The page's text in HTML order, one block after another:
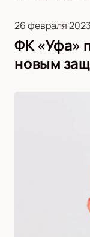
26 февраля 2023
ФК «Уфа»
новым